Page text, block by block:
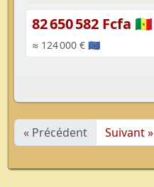
82 650 582 Fcfa 🇸🇳
≈ 124 000 € 🇪🇺
« Précédent Suivant »